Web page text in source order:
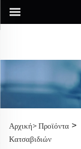
Αρχική>Προϊόντα >
Κατσαβιδιών